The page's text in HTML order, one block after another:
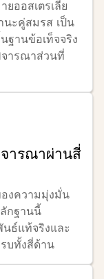
ออสเตรเลีย
ะคู่สมรส เป็น
านข้อเท็จจริง
ารณาส่วนที่
ารณาผ่านสี่
งความมุ่งมั่น
กฐานนี้
ธ์แท้จริงและ
บทั้งสี่ด้าน